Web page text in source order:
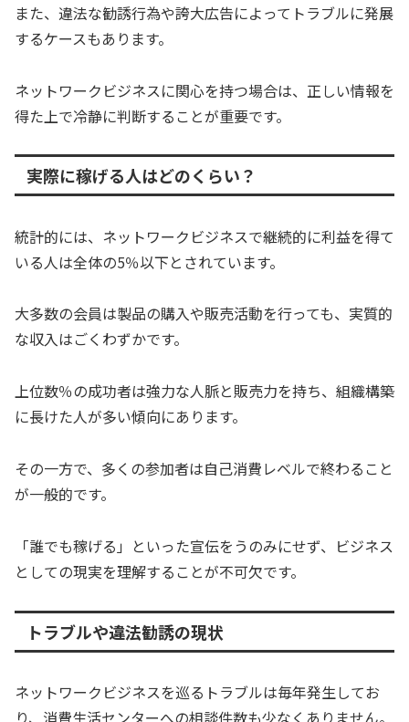
また、違法な勧誘行為や誇大広告によってトラブルに発展
するケースもあります。
ネットワークビジネスに関心を持つ場合は、正しい情報を
得た上で冷静に判断することが重要です。
実際に稼げる人はどのくらい？
統計的には、ネットワークビジネスで継続的に利益を得て
いる人は全体の5％以下とされています。
大多数の会員は製品の購入や販売活動を行っても、実質的
な収入はごくわずかです。
上位数％の成功者は強力な人脈と販売力を持ち、組織構築
に長けた人が多い傾向にあります。
その一方で、多くの参加者は自己消費レベルで終わること
が一般的です。
「誰でも稼げる」といった宣伝をうのみにせず、ビジネス
としての現実を理解することが不可欠です。
トラブルや違法勧誘の現状
ネットワークビジネスを巡るトラブルは毎年発生してお
り、消費生活センターへの相談件数も少なくありません。